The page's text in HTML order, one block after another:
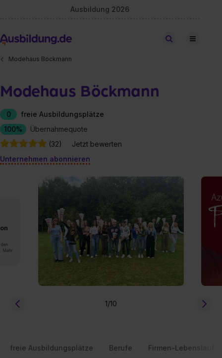
Ausbildung 2026
Stellen finden
Modehaus Böckmann
Modehaus Böckmann
0
freie Ausbildungsplätze
100%
Übernahmequote
(32)
Jetzt bewerten
Unternehmen abonnieren
Mehr
1/10
freie Ausbildungsplätze Berufe Firmen-Lebenslauf